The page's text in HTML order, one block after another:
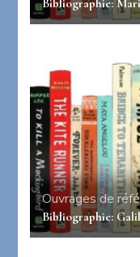
Bibliographie:
Ouvrages de
Bibliographie: